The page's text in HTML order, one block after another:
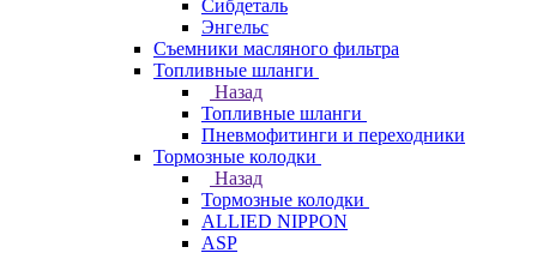
Сибдеталь
Энгельс
Съемники масляного фильтра
Топливные шланги
Назад
Топливные шланги
Пневмофитинги и переходники
Тормозные колодки
Назад
Тормозные колодки
ALLIED NIPPON
ASP